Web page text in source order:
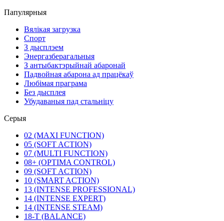
Папулярныя
Вялікая загрузка
Спорт
З дысплэем
Энергазберагальныя
З антыбактэрыйнай абаронай
Падвойная абарона ад працёкаў
Любімая праграма
Без дысплея
Убудаваныя пад стальніцу
Серыя
02 (MAXI FUNCTION)
05 (SOFT ACTION)
07 (MULTI FUNCTION)
08+ (OPTIMA CONTROL)
09 (SOFT ACTION)
10 (SMART ACTION)
13 (INTENSE PROFESSIONAL)
14 (INTENSE EXPERT)
14 (INTENSE STEAM)
18-T (BALANCE)